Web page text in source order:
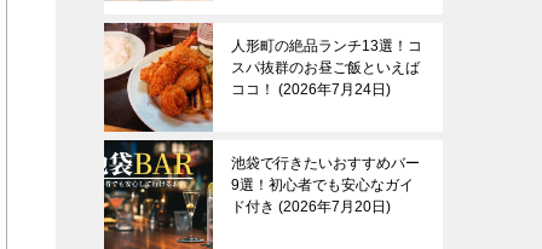
人形町の絶品ランチ13選！コ
スパ抜群のお昼ご飯といえば
ココ！
2026年7月24日
池袋で行きたいおすすめバー
9選！初心者でも安心なガイ
ド付き
2026年7月20日